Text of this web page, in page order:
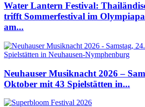
Water Lantern Festival:
trifft Sommerfestival im
am...
Neuhauser Musiknacht 2026 –
Oktober mit 43 Spielstätten in...